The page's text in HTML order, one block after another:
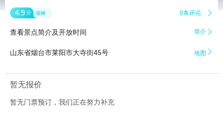
4.9 分 很棒 0条评论 
查看景点简介及开放时间 简介 
山东省烟台市莱阳市大寺街45号 地图 
暂无报价
暂无门票预订，我们正在努力补充